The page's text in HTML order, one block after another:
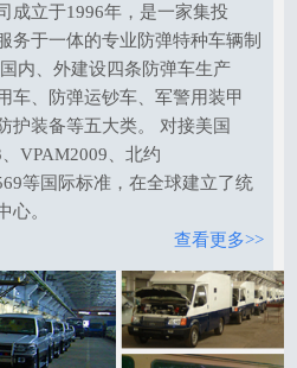
成立于1996年，是一家集投
务于一体的专业防弹特种车辆制
内、外建设四条防弹车生产
车、防弹运钞车、军警用装甲
护装备等五大类。 对接美国
VPAM2009、北约
等国际标准，在全球建立了统
心。
查看更多>>